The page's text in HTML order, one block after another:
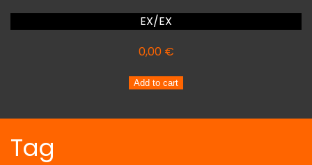
EX/EX
0,00 €
LA
CHE
Add to cart
Tag